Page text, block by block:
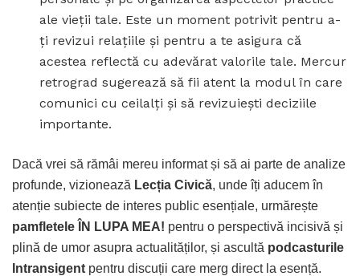
ale vieții tale. Este un moment potrivit pentru a-
ți revizui relațiile și pentru a te asigura că
acestea reflectă cu adevărat valorile tale. Mercur
retrograd sugerează să fii atent la modul în care
comunici cu ceilalți și să revizuiești deciziile
importante.
Dacă vrei să rămâi mereu informat și să ai parte de analize
profunde, vizionează Lecția Civică, unde îți aducem în
atenție subiecte de interes public esențiale, urmărește
pamfletele ÎN LUPA MEA! pentru o perspectivă incisivă și
plină de umor asupra actualităților, și ascultă podcasturile
Intransigent pentru discuții care merg direct la esență.